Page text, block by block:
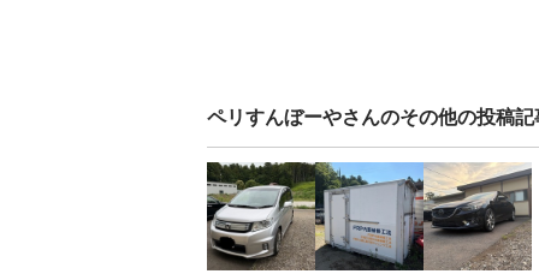
ペリすんぼーやさんのその他の投稿記